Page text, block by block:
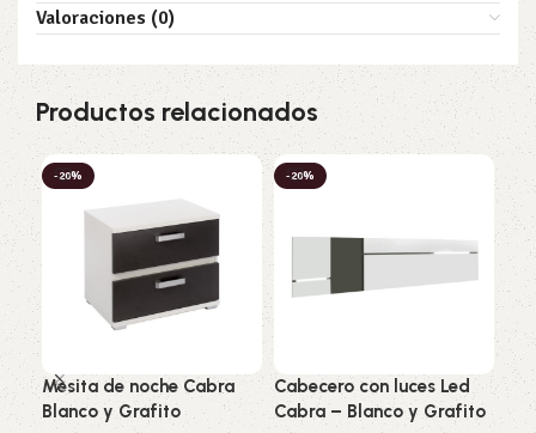
Valoraciones (0)
Productos relacionados
-20%
Mesita de noche Cabra
Blanco y Grafito
-20%
Cabecero con luces Led
Cabra – Blanco y Grafito